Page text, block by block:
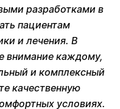
разработками в
пациентам
и лечения. В
внимание каждому,
и комплексный
качественную
условиях.